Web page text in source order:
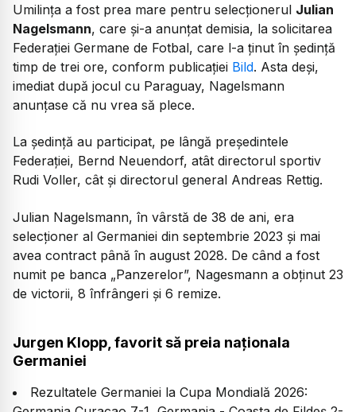
Umilința a fost prea mare pentru selecționerul Julian
Nagelsmann, care și-a anunțat demisia, la solicitarea
Federației Germane de Fotbal, care l-a ținut în ședință
timp de trei ore, conform publicației Bild. Asta deși,
imediat după jocul cu Paraguay, Nagelsmann
anunțase că nu vrea să plece.
La ședință au participat, pe lângă președintele
Federației, Bernd Neuendorf, atât directorul sportiv
Rudi Voller, cât și directorul general Andreas Rettig.
Julian Nagelsmann, în vârstă de 38 de ani, era
selecționer al Germaniei din septembrie 2023 și mai
avea contract până în august 2028. De când a fost
numit pe banca „Panzerelor”, Nagesmann a obținut 23
de victorii, 8 înfrângeri și 6 remize.
Jurgen Klopp, favorit să preia naționala
Germaniei
Rezultatele Germaniei la Cupa Mondială 2026: